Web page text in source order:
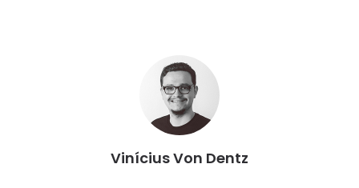
Vinícius Von Dentz